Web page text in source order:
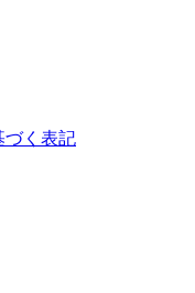
づく表記